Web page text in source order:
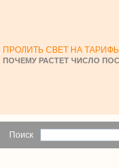
ПРОЛИТЬ СВЕТ НА ТАРИФЫ
ПОЧЕМУ РАСТЕТ ЧИСЛО
Поиск